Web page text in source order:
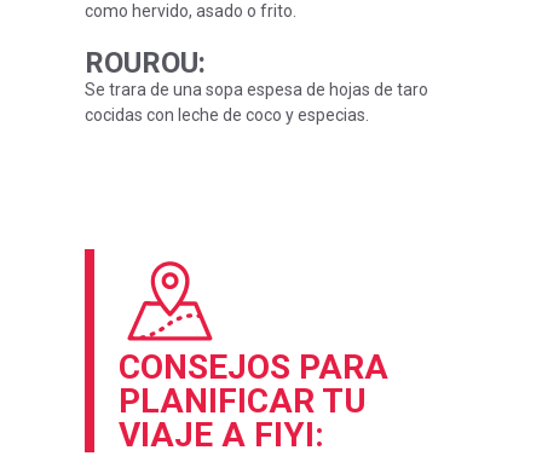
como hervido, asado o frito.
ROUROU:
Se trara de una sopa espesa de hojas de taro
cocidas con leche de coco y especias.
CONSEJOS PARA
PLANIFICAR TU
VIAJE A FIYI: